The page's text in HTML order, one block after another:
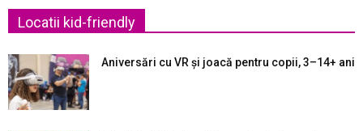
Locatii kid-friendly
Aniversări cu VR și joacă pentru copii, 3–14+ ani